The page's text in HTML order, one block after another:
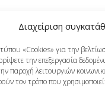
Διαχείριση
«Cookies» για την
την επεξεργασία
παροχή λειτουργιών
τον τρόπο που